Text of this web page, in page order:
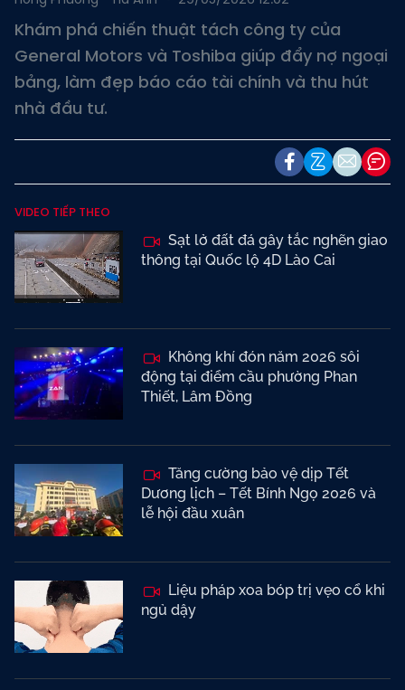
Khám phá chiến thuật tách công ty của
General Motors và Toshiba giúp đẩy nợ ngoại
bảng, làm đẹp báo cáo tài chính và thu hút
nhà đầu tư.
VIDEO TIẾP THEO
Sạt lở đất đá gây tắc nghẽn giao
thông tại Quốc lộ 4D Lào Cai
Không khí đón năm 2026 sôi
động tại điểm cầu phường Phan
Thiết, Lâm Đồng
Tăng cường bảo vệ dịp Tết
Dương lịch – Tết Bính Ngọ 2026 và
lễ hội đầu xuân
Liệu pháp xoa bóp trị vẹo cổ khi
ngủ dậy